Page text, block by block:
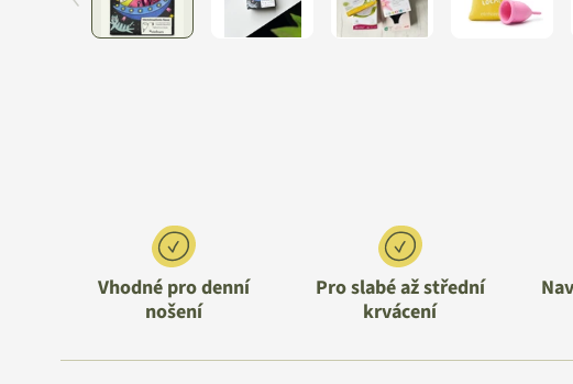
Vhodné pro denní
nošení
Pro slabé až střední
krvácení